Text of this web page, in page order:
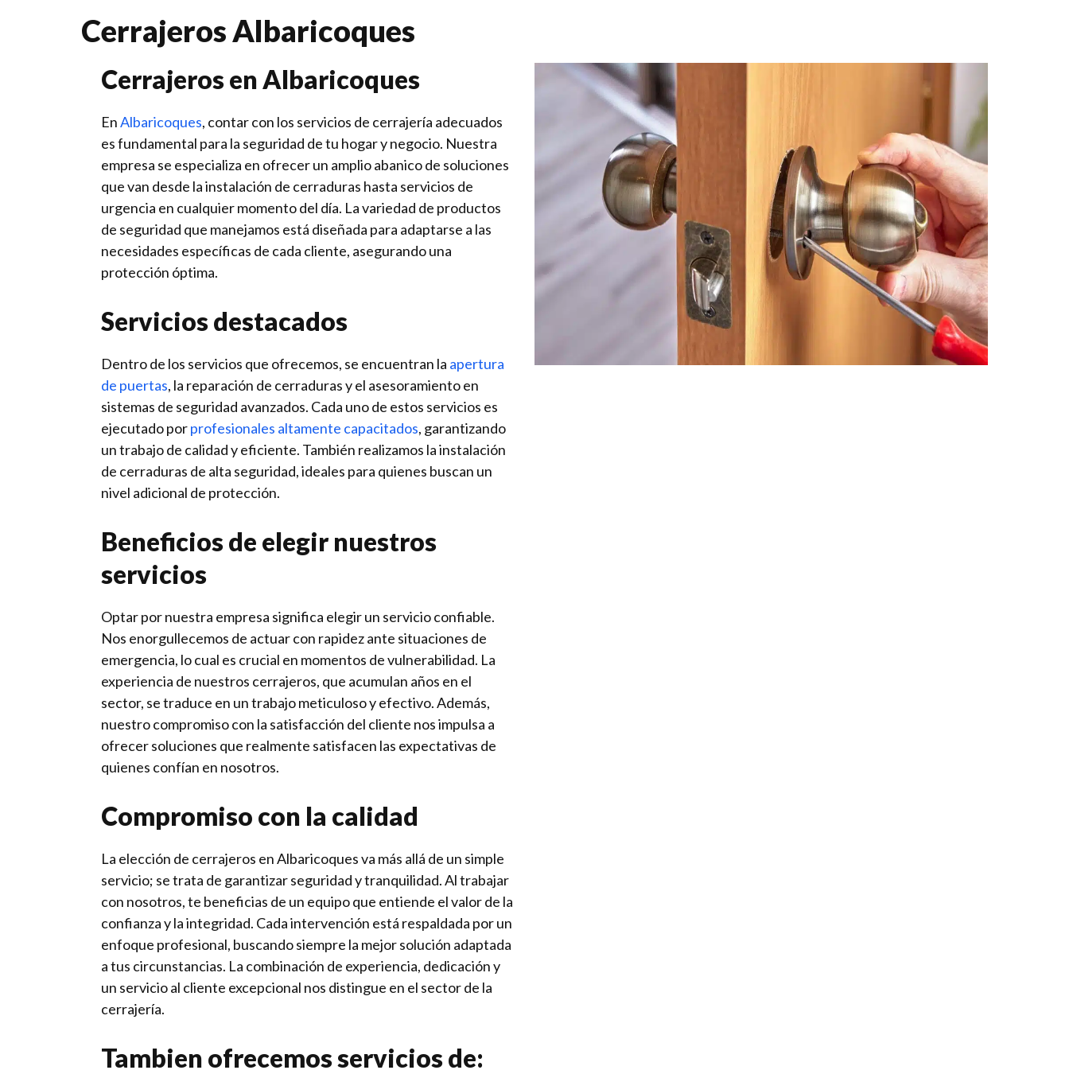
Cerrajeros Albaricoques
Cerrajeros en Albaricoques
EnAlbaricoques, contar con los servicios de cerrajería adecuados
es fundamental para la seguridad de tu hogar y negocio. Nuestra
empresa se especializa en ofrecer un amplio abanico de soluciones
que van desde la instalación de cerraduras hasta servicios de
urgencia en cualquier momento del día. La variedad de productos
de seguridad que manejamos está diseñada para adaptarse a las
necesidades específicas de cada cliente, asegurando una
protección óptima.
Servicios destacados
Dentro de los servicios que ofrecemos, se encuentran la apertura
de puertas, la reparación de cerraduras y el asesoramiento en
sistemas de seguridad avanzados. Cada uno de estos servicios es
ejecutado porprofesionales altamente capacitados, garantizando
un trabajo de calidad y eficiente. También realizamos la instalación
de cerraduras de alta seguridad, ideales para quienes buscan un
nivel adicional de protección.
Beneficios de elegir nuestros
servicios
Optar por nuestra empresa significa elegir un servicio confiable.
Nos enorgullecemos de actuar con rapidez ante situaciones de
emergencia, lo cual es crucial en momentos de vulnerabilidad. La
experiencia de nuestros cerrajeros, que acumulan años en el
sector, se traduce en un trabajo meticuloso y efectivo. Además,
nuestro compromiso con la satisfacción del cliente nos impulsa a
ofrecer soluciones que realmente satisfacen las expectativas de
quienes confían en nosotros.
Compromiso con la calidad
La elección de cerrajeros en Albaricoques va más allá de un simple
servicio; se trata de garantizar seguridad y tranquilidad. Al trabajar
con nosotros, te beneficias de un equipo que entiende el valor de la
confianza y la integridad. Cada intervención está respaldada por un
enfoque profesional, buscando siempre la mejor solución adaptada
a tus circunstancias. La combinación de experiencia, dedicación y
un servicio al cliente excepcional nos distingue en el sector de la
cerrajería.
Tambien ofrecemos servicios de: